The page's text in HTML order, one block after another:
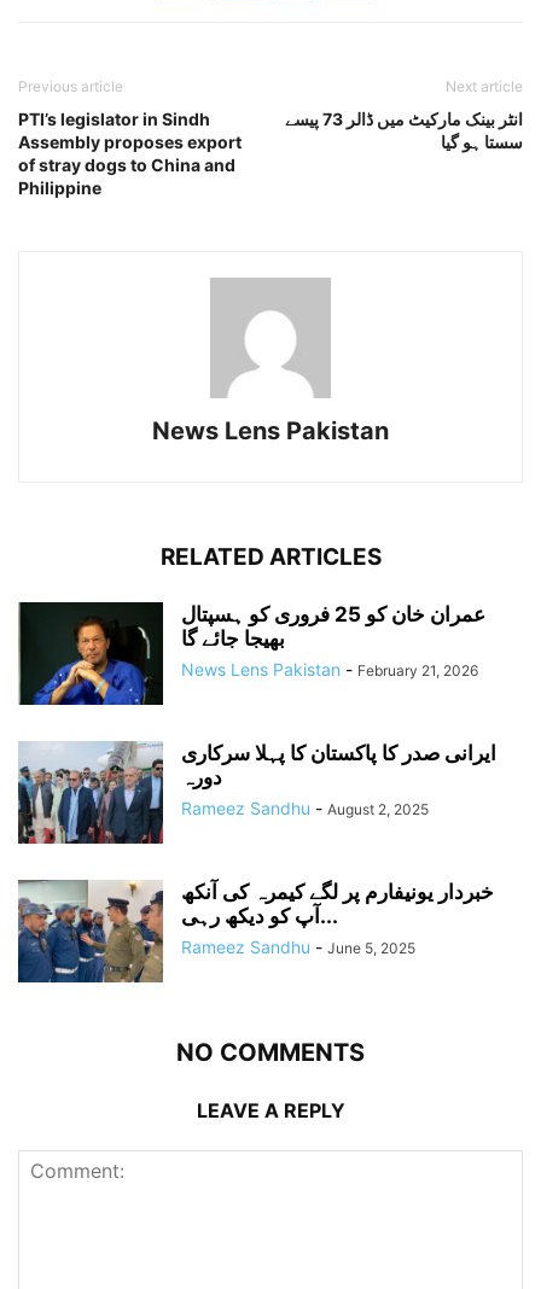
Previous article
PTI’s legislator in Sindh
Assembly proposes export
of stray dogs to China and
Philippine
Next article
انٹر بینک مارکیٹ میں ڈالر 73 پیسے
سستا ہو گیا
News Lens Pakistan
RELATED ARTICLES
عمران خان کو 25 فروری کو ہسپتال
بھیجا جائے گا
News Lens Pakistan - February 21, 2026
ایرانی صدر کا پاکستان کا پہلا سرکاری
دورہ
Rameez Sandhu - August 2, 2025
خبردار یونیفارم پر لگے کیمرہ کی آنکھ
آپ کو دیکھ رہی...
Rameez Sandhu - June 5, 2025
NO COMMENTS
LEAVE A REPLY